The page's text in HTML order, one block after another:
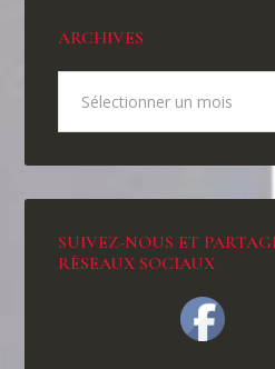
ARCHIVES
SUIVEZ-NOUS ET
RÉSEAUX SOCIAUX